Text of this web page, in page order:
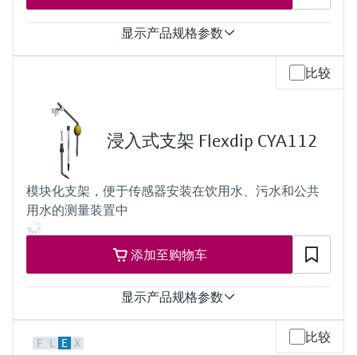
IP20：变送器
IP66：可选显示单元显示产品规格参数
2 to 4x Digital input optional
2 to 8x 0/4 to 20 mA current outputs, alarmrelay,
4x relay, ProfibusDP, Modbus RS485, Modbus TCP, Ethernet
防护等级
IP66 / IP 67
比较
浸入式支架 Flexdip CYA112
模块化支架，便于传感器安装在饮用水、污水和公共
用水的测量装置中
添加至购物车
显示产品规格参数
0 to 60 °C (32 to 140 °F)
F L E X 比较